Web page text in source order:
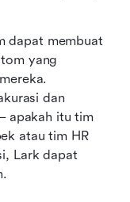
dapat membuat
yang
dan
apakah itu tim
atau tim HR
Lark dapat